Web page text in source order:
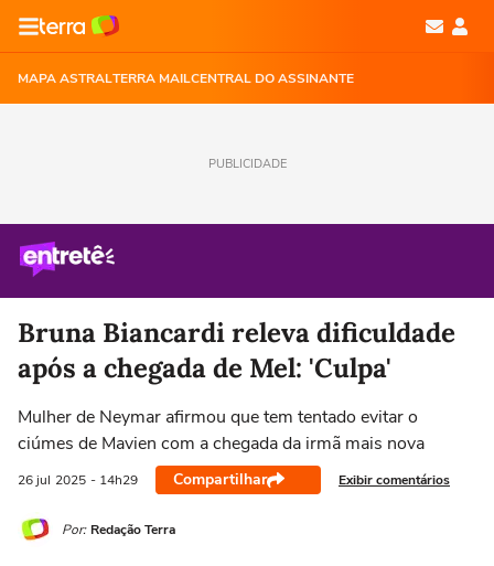
MAPA ASTRALTERRA MAILCENTRAL DO ASSINANTE
PUBLICIDADE
Bruna Biancardi releva dificuldade
após a chegada de Mel: 'Culpa'
Mulher de Neymar afirmou que tem tentado evitar o
ciúmes de Mavien com a chegada da irmã mais nova
26 jul 2025 - 14h29 Compartilhar Exibir comentários
Por: Redação Terra